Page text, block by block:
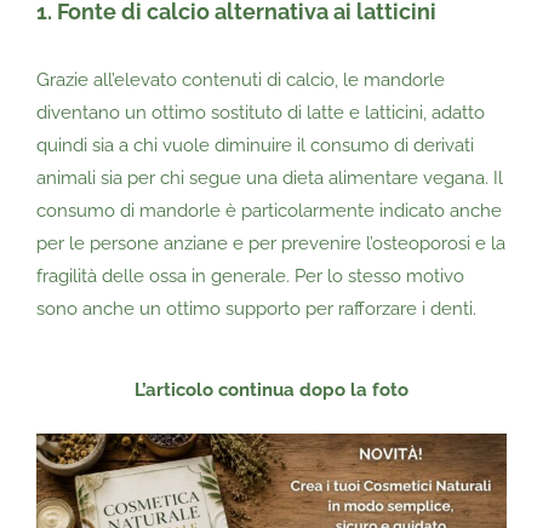
1. Fonte di calcio alternativa ai latticini
Grazie all’elevato contenuti di calcio, le mandorle
diventano un ottimo sostituto di latte e latticini, adatto
quindi sia a chi vuole diminuire il consumo di derivati
animali sia per chi segue una dieta alimentare vegana. Il
consumo di mandorle è particolarmente indicato anche
per le persone anziane e per prevenire l’osteoporosi e la
fragilità delle ossa in generale. Per lo stesso motivo
sono anche un ottimo supporto per rafforzare i denti.
L’articolo continua dopo la foto